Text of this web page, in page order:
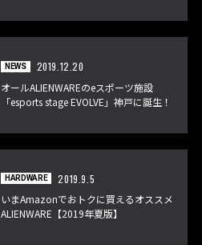
NEWS
2019.12.20
オールALIENWAREのeスポーツ施設
「esports stage EVOLVE」神戸に誕生！
HARDWARE
2019.9.5
いまAmazonでおトクに買えるオススメ
ALIENWARE【2019年夏版】